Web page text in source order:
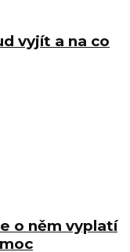
vyjít a na co
o něm vyplatí